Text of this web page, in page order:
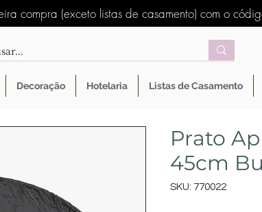
compra (exceto listas de casamento) com o
Prato
45cm
SKU: 770022
Decoração Hotelaria Listas de Casamento